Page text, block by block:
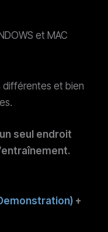
et MAC
différentes et bien
seul endroit
+